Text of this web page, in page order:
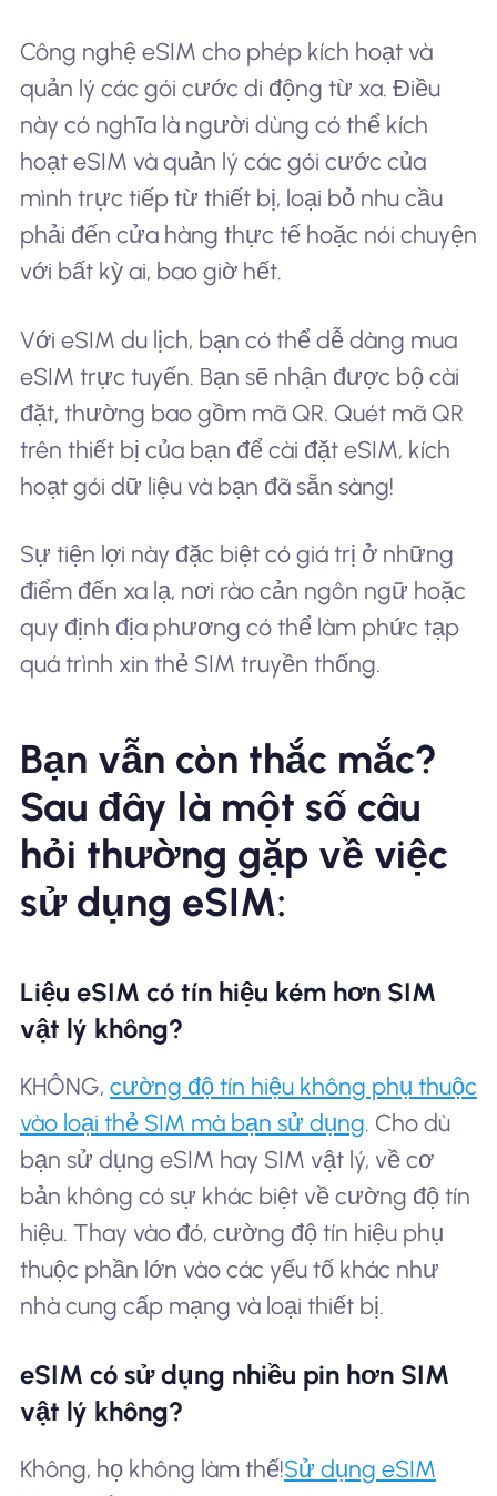
Công nghệ eSIM cho phép kích hoạt và
quản lý các gói cước di động từ xa. Điều
này có nghĩa là người dùng có thể kích
hoạt eSIM và quản lý các gói cước của
mình trực tiếp từ thiết bị, loại bỏ nhu cầu
phải đến cửa hàng thực tế hoặc nói chuyện
với bất kỳ ai, bao giờ hết.
Với eSIM du lịch, bạn có thể dễ dàng mua
eSIM trực tuyến. Bạn sẽ nhận được bộ cài
đặt, thường bao gồm mã QR. Quét mã QR
trên thiết bị của bạn để cài đặt eSIM, kích
hoạt gói dữ liệu và bạn đã sẵn sàng!
Sự tiện lợi này đặc biệt có giá trị ở những
điểm đến xa lạ, nơi rào cản ngôn ngữ hoặc
quy định địa phương có thể làm phức tạp
quá trình xin thẻ SIM truyền thống.
Bạn vẫn còn thắc mắc?
Sau đây là một số câu
hỏi thường gặp về việc
sử dụng eSIM:
Liệu eSIM có tín hiệu kém hơn SIM
vật lý không?
KHÔNG, cường độ tín hiệu không phụ thuộc
vào loại thẻ SIM mà bạn sử dụng. Cho dù
bạn sử dụng eSIM hay SIM vật lý, về cơ
bản không có sự khác biệt về cường độ tín
hiệu. Thay vào đó, cường độ tín hiệu phụ
thuộc phần lớn vào các yếu tố khác như
nhà cung cấp mạng và loại thiết bị.
eSIM có sử dụng nhiều pin hơn SIM
vật lý không?
Không, họ không làm thế!Sử dụng eSIM